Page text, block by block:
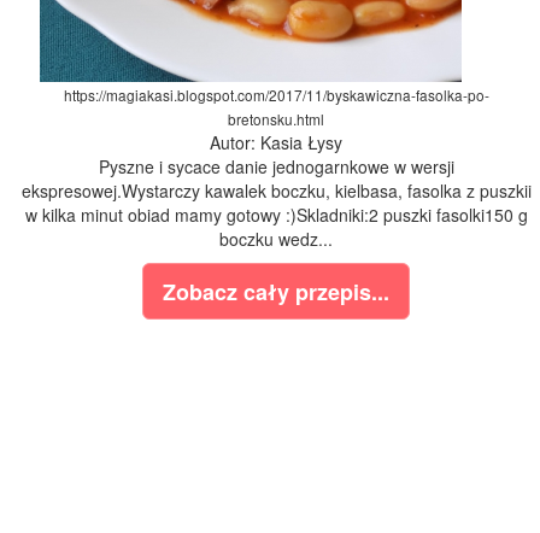
https://magiakasi.blogspot.com/2017/11/byskawiczna-fasolka-po-
bretonsku.html
Autor: Kasia Łysy
Pyszne i sycace danie jednogarnkowe w wersji
ekspresowej.Wystarczy kawalek boczku, kielbasa, fasolka z puszkii
w kilka minut obiad mamy gotowy :)Skladniki:2 puszki fasolki150 g
boczku wedz...
Zobacz cały przepis...